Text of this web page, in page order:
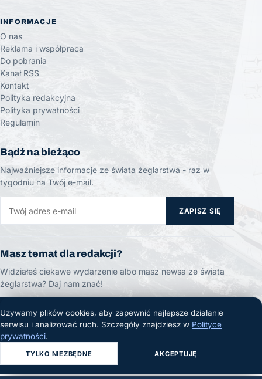
INFORMACJE
O nas
Reklama i współpraca
Do pobrania
Kanał RSS
Kontakt
Polityka redakcyjna
Polityka prywatności
Regulamin
Bądź na bieżąco
Najważniejsze informacje ze świata żeglarstwa - raz w
tygodniu na Twój e-mail.
ZAPISZ SIĘ
Masz temat dla redakcji?
Widziałeś ciekawe wydarzenie albo masz newsa ze świata
żeglarstwa? Daj nam znać!
ZGŁOŚ TEMAT
© 2026 Żeglarski.info. Wszelkie prawa zastrzeżone.
Używamy plików cookies, aby zapewnić najlepsze działanie
serwisu i analizować ruch. Szczegóły znajdziesz w Polityce
prywatności.
TYLKO NIEZBĘDNE AKCEPTUJĘ